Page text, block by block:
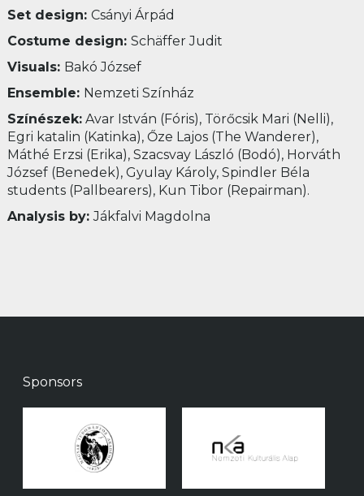
Set design: Csányi Árpád
Costume design: Schäffer Judit
Visuals: Bakó József
Ensemble: Nemzeti Színház
Színészek:Avar István (Fóris), Törőcsik Mari (Nelli),
Egri katalin (Katinka), Őze Lajos (The Wanderer),
Máthé Erzsi (Erika), Szacsvay László (Bodó), Horváth
József (Benedek), Gyulay Károly, Spindler Béla
students (Pallbearers), Kun Tibor (Repairman).
Analysis by:Jákfalvi Magdolna
Sponsors